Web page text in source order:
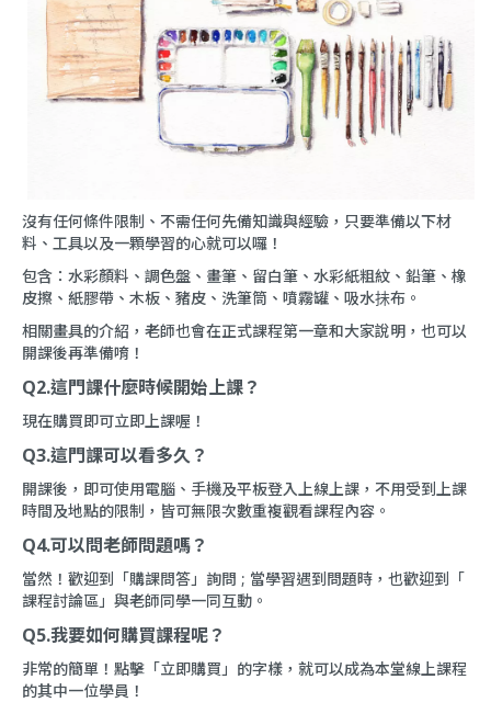
沒有任何條件限制、不需任何先備知識與經驗，只要準備以下材
料、工具以及一顆學習的心就可以囉！
包含：水彩顏料、調色盤、畫筆、留白筆、水彩紙粗紋、鉛筆、橡
皮擦、紙膠帶、木板、豬皮、洗筆筒、噴霧罐、吸水抺布。
相關畫具的介紹，老師也會在正式課程第一章和大家說明，也可以
開課後再準備唷！
Q2.這門課什麼時候開始上課？
現在購買即可立即上課喔！
Q3.這門課可以看多久？
開課後，即可使用電腦、手機及平板登入上線上課，不用受到上課
時間及地點的限制，皆可無限次數重複觀看課程內容。
Q4.可以問老師問題嗎？
當然！歡迎到「購課問答」詢問 ; 當學習遇到問題時，也歡迎到「
課程討論區 」與老師同學一同互動。
Q5.我要如何購買課程呢？
非常的簡單！點擊「立即購買」的字樣，就可以成為本堂線上課程
的其中一位學員！